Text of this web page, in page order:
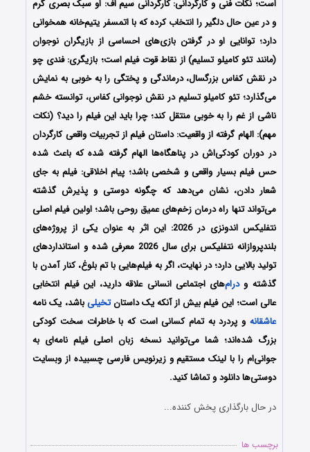
است؛ نکات فنی و کارگردانی: کارگردانی سیم اف: او سبک بصری گرم
و در عین حال دلگیر را انتخاب کرده که با اتمسفر یتیم‌خانه همخوانی
دارد؛ توانایی او در گرفتن بازی‌های احساسی از بازیگران نوجوان
(مانند تئو کامیلو تسلیم) از نقاط قوت فیلم است؛ بازیگری: فندی چو
در نقش کفاس بزرگسال، درماندگی و پختگی را به خوبی به نمایش
می‌گذارد؛ تئو کامیلو تسلیم در نقش نوجوانی کفاس، توانسته خشم
ناشی از غم را به خوبی منتقل کند؛ چرا باید این فیلم را دید؟ (نکات
مهم): الهام گرفته از واقعیت: داستان فیلم از تجربیات واقعی کارگردان
در دوران کودکی‌اش در پناهگاه‌ها الهام گرفته شده که باعث شده
حس فیلم بسیار واقعی و شخصی باشد؛ پیام اخلاقی: فیلم به جای
شعار دادن، نشان می‌دهد که چگونه دوستی و پذیرش گذشته
می‌تواند تنها راه درمان زخم‌های عمیق روحی باشد؛ اولین فیلم اصلی
نتفلیکس اندونزی در 2026: این اثر به عنوان یکی از پروژه‌های
بلندپروازانه نتفلیکس برای سال 2026 معرفی شده و استانداردهای
تولید بالایی دارد؛ در نهایت، اگر به فیلم‌هایی با تم بلوغ، کنار آمدن با
گذشته ودرام‌های اجتماعی انسانی علاقه دارید، این فیلم انتخابی
عالی است؛ این فیلم بیش از آنکه یک داستانتخیلیباشد، یک نامه‌
عاشقانه و پردرد به تمام کسانی است که با خاطرات سخت کودکی
بزرگ شده‌اند؛ شما می‌توانید نسخه زبان اصلی فیلم نامه‌ای به
جوانی‌ام را با ‌لینک مستقیم و زیرنویس فارسی چسبیده از وبسایت
دوستی‌ها دانلود و تماشا کنید.
در حال بارگذاری پخش کننده...
برچسب ها